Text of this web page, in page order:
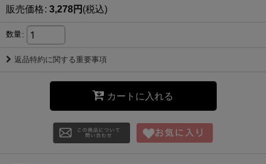
販売価格: 3,278円 (税込)
数量:
返品特約に関する重要事項
カートに入れる